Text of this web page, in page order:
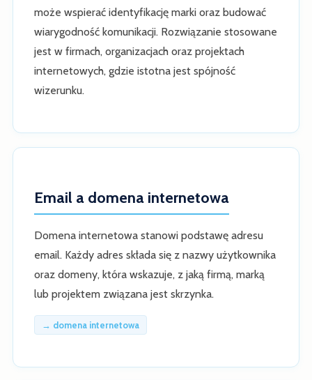
może wspierać identyfikację marki oraz budować
wiarygodność komunikacji. Rozwiązanie stosowane
jest w firmach, organizacjach oraz projektach
internetowych, gdzie istotna jest spójność
wizerunku.
Email a domena internetowa
Domena internetowa stanowi podstawę adresu
email. Każdy adres składa się z nazwy użytkownika
oraz domeny, która wskazuje, z jaką firmą, marką
lub projektem związana jest skrzynka.
→ domena internetowa